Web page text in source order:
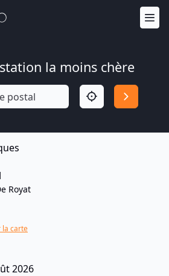
la moins chère
Royat
la carte
2026